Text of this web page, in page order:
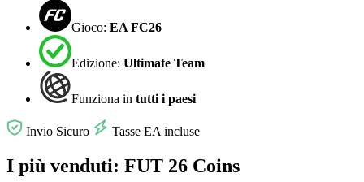
Gioco: EA FC26
Edizione: Ultimate Team
Funziona in tutti i paesi
Invio Sicuro Tasse EA incluse
I più venduti: FUT 26 Coins